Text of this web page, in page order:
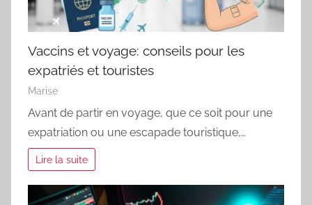
Vaccins et voyage: conseils pour les
expatriés et touristes
Marise
Avant de partir en voyage, que ce soit pour une
expatriation ou une escapade touristique,…
Lire la suite